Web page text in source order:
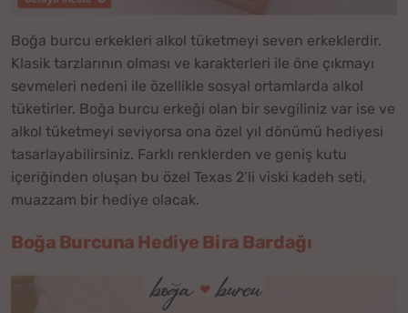
Boğa burcu erkekleri alkol tüketmeyi seven erkeklerdir.
Klasik tarzlarının olması ve karakterleri ile öne çıkmayı
sevmeleri nedeni ile özellikle sosyal ortamlarda alkol
tüketirler. Boğa burcu erkeği olan bir sevgiliniz var ise ve
alkol tüketmeyi seviyorsa ona özel yıl dönümü hediyesi
tasarlayabilirsiniz. Farklı renklerden ve geniş kutu
içeriğinden oluşan bu özel Texas 2’li viski kadeh seti,
muazzam bir hediye olacak.
Boğa Burcuna Hediye Bira Bardağı